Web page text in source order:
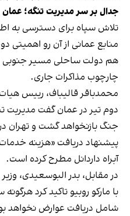
جدال بر سر مدیریت تنگه؛
تلاش سپاه برای دسترسی به
منابع عمانی از آن رو اهمیتی
هم دولت ساحلی مسیر
چارچوب مذاکرات جاری.
محمدباقر قالیباف، رییس
دوم تیر در عمان گفت
جنگ بازنخواهد گشت و تهران
پیشنهاد دریافت «هزینه
آبراه داردانل مطرح کرده است.
در مقابل، بدر البوسعیدی،
با مارکو روبیو تاکید کرد
شامل دریافت عوارض نخواهد